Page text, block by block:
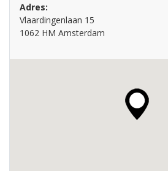
Adres:
Vlaardingenlaan 15
1062 HM Amsterdam